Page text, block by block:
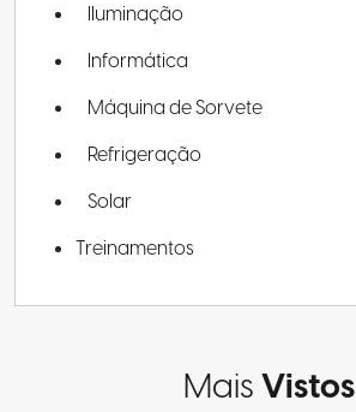
Iluminação
Informática
Máquina de Sorvete
Refrigeração
Solar
Treinamentos
MaisVistos